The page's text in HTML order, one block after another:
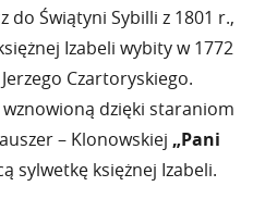
do Świątyni Sybilli z 1801 r.,
Izabeli wybity w 1772
Czartoryskiego.
dzięki staraniom
– Klonowskiej „Pani
sylwetkę księżnej Izabeli.